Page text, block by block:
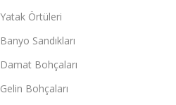
Yatak Örtüleri
Banyo Sandıkları
Damat Bohçaları
Gelin Bohçaları